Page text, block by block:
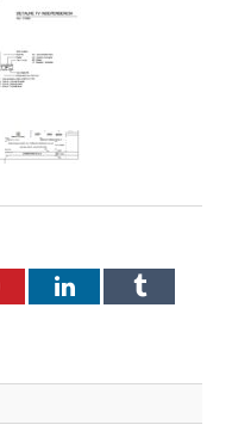
LinkedInTumblr